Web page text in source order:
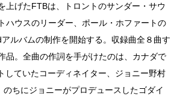
上げたFTBは、トロントのサンダー・サウ
ハウスのリーダー、ポール・ホファートの
ルバムの制作を開始する。収録曲全８曲す
品。全曲の作詞を手がけたのは、カナダで
していたコーディネイター、ジョニー野村
ちにジョニーがプロデュースしたゴダイ